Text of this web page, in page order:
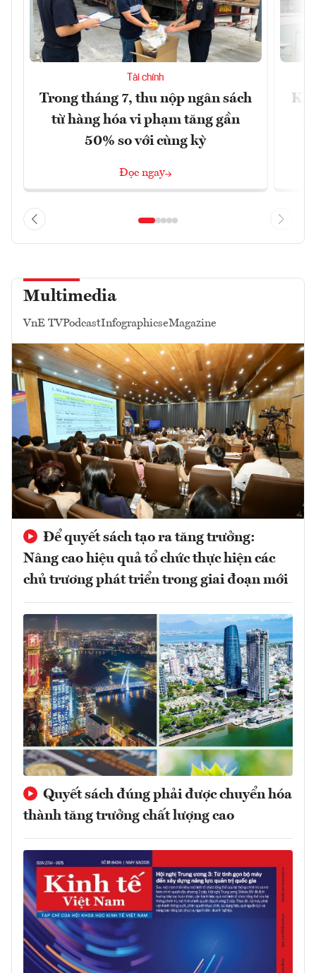
Tài chính
Trong tháng 7, thu nộp ngân sách
từ hàng hóa vi phạm tăng gần
50% so với cùng kỳ
Đọc ngay
Multimedia
VnE TVPodcastInfographicseMagazine
Để quyết sách tạo ra tăng trưởng:
Nâng cao hiệu quả tổ chức thực hiện các
chủ trương phát triển trong giai đoạn mới
Quyết sách đúng phải được chuyển hóa
thành tăng trưởng chất lượng cao